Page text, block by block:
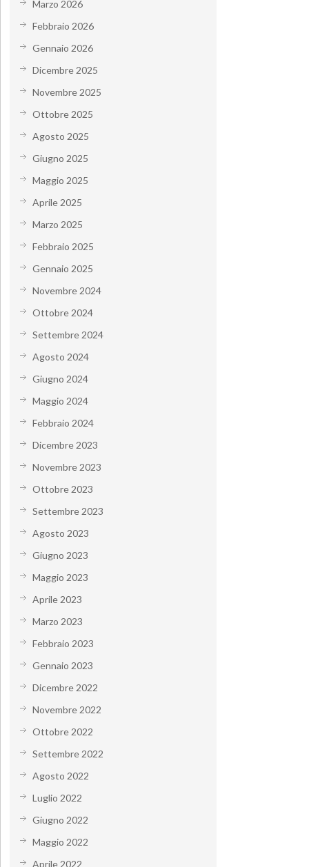
Marzo 2026
Febbraio 2026
Gennaio 2026
Dicembre 2025
Novembre 2025
Ottobre 2025
Agosto 2025
Giugno 2025
Maggio 2025
Aprile 2025
Marzo 2025
Febbraio 2025
Gennaio 2025
Novembre 2024
Ottobre 2024
Settembre 2024
Agosto 2024
Giugno 2024
Maggio 2024
Febbraio 2024
Dicembre 2023
Novembre 2023
Ottobre 2023
Settembre 2023
Agosto 2023
Giugno 2023
Maggio 2023
Aprile 2023
Marzo 2023
Febbraio 2023
Gennaio 2023
Dicembre 2022
Novembre 2022
Ottobre 2022
Settembre 2022
Agosto 2022
Luglio 2022
Giugno 2022
Maggio 2022
Aprile 2022